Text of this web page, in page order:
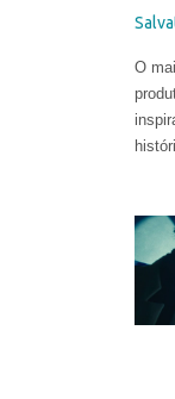
O
Trub